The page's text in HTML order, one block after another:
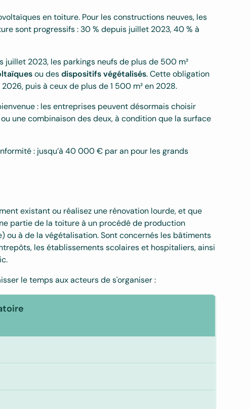
en toiture. Pour les constructions neuves, les
sont progressifs : 30 % depuis juillet 2023, 40 % à
juillet 2023, les parkings neufs de plus de 500 m²
ou desdispositifs végétalisés. Cette obligation
puis à ceux de plus de 1 500 m² en 2028.
: les entreprises peuvent désormais choisir
une combinaison des deux, à condition que la surface
: jusqu’à 40 000 € par an pour les grands
existant ou réalisez une rénovation lourde, et que
partie de la toiture à un procédé de production
à de la végétalisation. Sont concernés les bâtiments
les établissements scolaires et hospitaliers, ainsi
le temps aux acteurs de s'organiser :